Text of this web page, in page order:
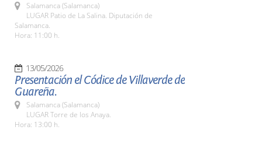
Salamanca (Salamanca)
LUGAR Patio de La Salina. Diputación de
Salamanca.
Hora: 11:00 h.
13/05/2026
Presentación el Códice de Villaverde de
Guareña.
Salamanca (Salamanca)
LUGAR Torre de los Anaya.
Hora: 13:00 h.